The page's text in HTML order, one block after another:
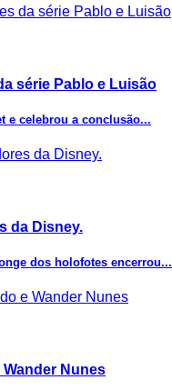
série Pablo e Luisão
e celebrou a conclusão...
da Disney.
dos holofotes encerrou...
Nunes